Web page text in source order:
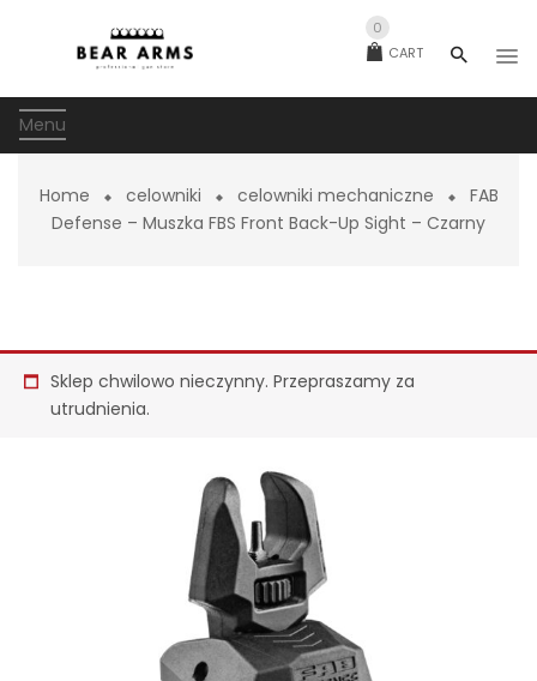
CART
0
Menu
Home celowniki celowniki mechaniczne
FAB
Defense – Muszka FBS Front Back-Up Sight – Czarny
Sklep chwilowo nieczynny. Przepraszamy za
utrudnienia.